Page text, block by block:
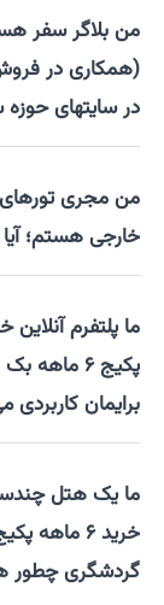
من بلاگر سفر
در سایتهای
خارجی هستم؛
ما پلتفرم
پکیج ۶
برایمان کاربردی
ما یک هتل
خرید ۶
گردشگری چطور